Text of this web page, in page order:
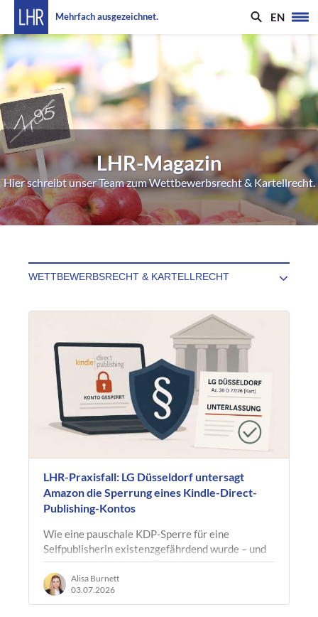
Mehrfach ausgezeichnet. EN
LHR-Magazin
Hier schreibt unser Team zum Wettbewerbsrecht & Kartellrecht.
LHR-Praxisfall: LG Düsseldorf untersagt
Amazon die Sperrung eines Kindle-Direct-
Publishing-Kontos
Wie eine pauschale KDP-Sperre für eine
Selfpublisherin existenzgefährdend wurde – und
warum marktmächtige Plattformen Nutzer nicht
ohne nachvollziehbare Begründung vom…
Alisa Burnett
03.07.2026